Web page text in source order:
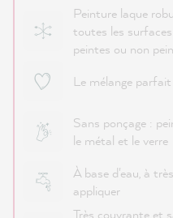
Peinture laque
toutes les
peintes ou non
Le mélange
Sans ponçage :
le métal et le verre
À base d'eau, à
appliquer
Très couvrante et